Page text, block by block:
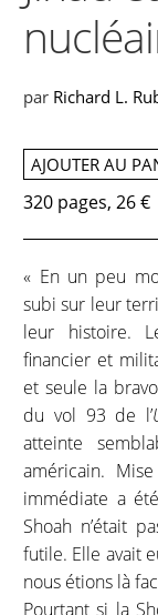
par Richard L.
AJOUTER AU
320 pages, 26 €
« En un peu
subi sur leur
leur histoire.
financier et
et seule la
du vol 93 de l’
atteinte
américain.
immédiate a
Shoah n’était
futile. Elle avait
nous étions là
Pourtant si la